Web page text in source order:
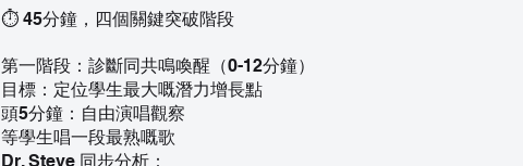
⏱️ 45分鐘，四個關鍵突破階段
第一階段：診斷同共鳴喚醒（0-12分鐘）
目標：定位學生最大嘅潛力增長點
頭5分鐘：自由演唱觀察
等學生唱一段最熟嘅歌
Dr. Steve 同步分析：